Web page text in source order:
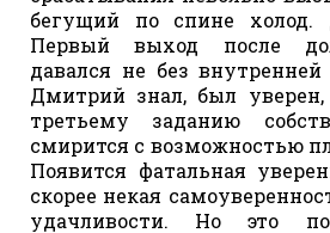
бегущий по спине холод.
Первый выход после
давался не без внутренней
Дмитрий знал, был
третьему заданию
смирится с возможностью
Появится фатальная
скорее некая
удачливости. Но это